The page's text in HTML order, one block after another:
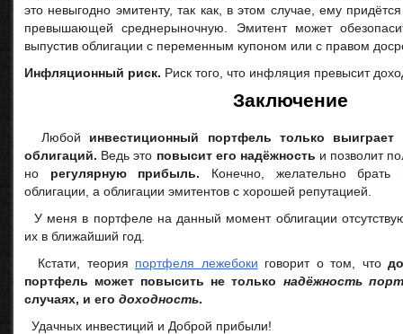
это невыгодно эмитенту, так как, в этом случае, ему
превышающей среднерыночную. Эмитент может
выпустив облигации с переменным купоном или с правом
Инфляционный риск. Риск того, что инфляция превысит
Заключение
Любой инвестиционный портфель только
облигаций. Ведь это повысит его надёжность и позволит
но регулярную прибыль. Конечно, желательно
облигации, а облигации эмитентов с хорошей репутацией.
У меня в портфеле на данный момент облигации
их в ближайший год.
Кстати, теория портфеля лежебоки говорит о том, что
портфель может повысить не только надёжность
случаях, и его доходность.
Удачных инвестиций и Доброй прибыли!